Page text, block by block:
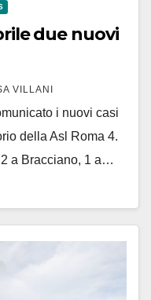
due nuovi
VILLANI
i nuovi casi
della Asl Roma 4.
a Bracciano, 1 a…